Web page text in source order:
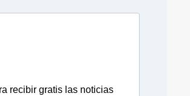
recibir gratis las noticias